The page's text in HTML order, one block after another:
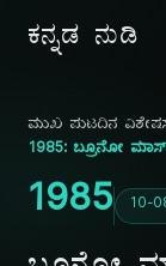
ಕನ್ನಡ ನುಡಿ
ಮುಖ ಪುಟದಿನ ವಿಶೇಷ
1985: ಬ್ರೂನೋ
1985 10-